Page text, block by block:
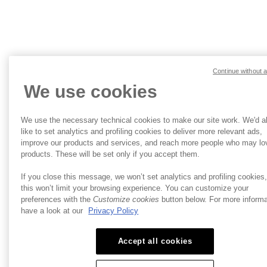
We use cookies
We use the necessary technical cookies to make our site work. We'd
like to set analytics and profiling cookies to deliver more relevant ads,
improve our products and services, and reach more people who may
products. These will be set only if you accept them.
If you close this message, we won’t set analytics and profiling
this won’t limit your browsing experience. You can customize your
preferences with theCustomize cookies button below. For more
have a look at our
Privacy Policy
Accept all cookies
Continue without